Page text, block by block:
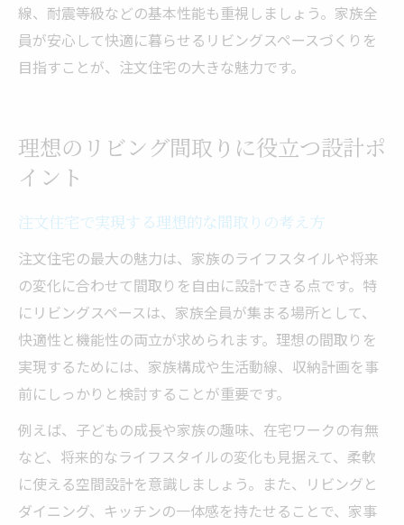
線、耐震等級などの基本性能も重視しましょう。家族全
員が安心して快適に暮らせるリビングスペースづくりを
目指すことが、注文住宅の大きな魅力です。
理想のリビング間取りに役立つ設計ポ
イント
注文住宅で実現する理想的な間取りの考え方
注文住宅の最大の魅力は、家族のライフスタイルや将来
の変化に合わせて間取りを自由に設計できる点です。特
にリビングスペースは、家族全員が集まる場所として、
快適性と機能性の両立が求められます。理想の間取りを
実現するためには、家族構成や生活動線、収納計画を事
前にしっかりと検討することが重要です。
例えば、子どもの成長や家族の趣味、在宅ワークの有無
など、将来的なライフスタイルの変化も見据えて、柔軟
に使える空間設計を意識しましょう。また、リビングと
ダイニング、キッチンの一体感を持たせることで、家事